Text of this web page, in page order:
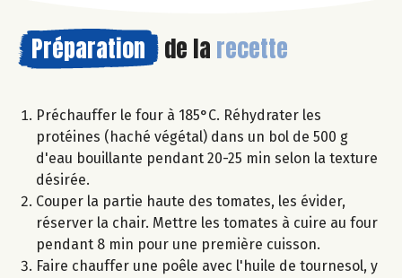
Préparation de la recette
Préchauffer le four à 185°C. Réhydrater les
protéines (haché végétal) dans un bol de 500 g
d'eau bouillante pendant 20-25 min selon la texture
désirée.
Couper la partie haute des tomates, les évider,
réserver la chair. Mettre les tomates à cuire au four
pendant 8 min pour une première cuisson.
Faire chauffer une poêle avec l'huile de tournesol, y